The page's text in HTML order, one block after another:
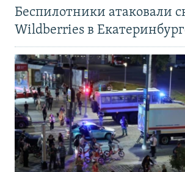
Беспилотники атаковали
Wildberries в